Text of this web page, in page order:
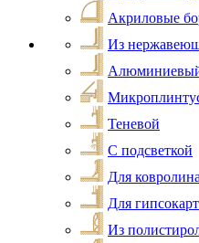
Акриловые
Из
Теневой
С подсветкой
Для ковролина
Для
Из